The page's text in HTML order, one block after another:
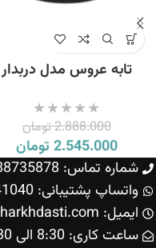
تابه عروس مدل دربدار
2.888.000تومان
2.545.000 تومان
شماره تماس: 02188735878
واتساپ پشتیبانی: 09337341040
ایمیل: info@charkhdasti.com
ساعت کاری: 8:30 الی 17:30